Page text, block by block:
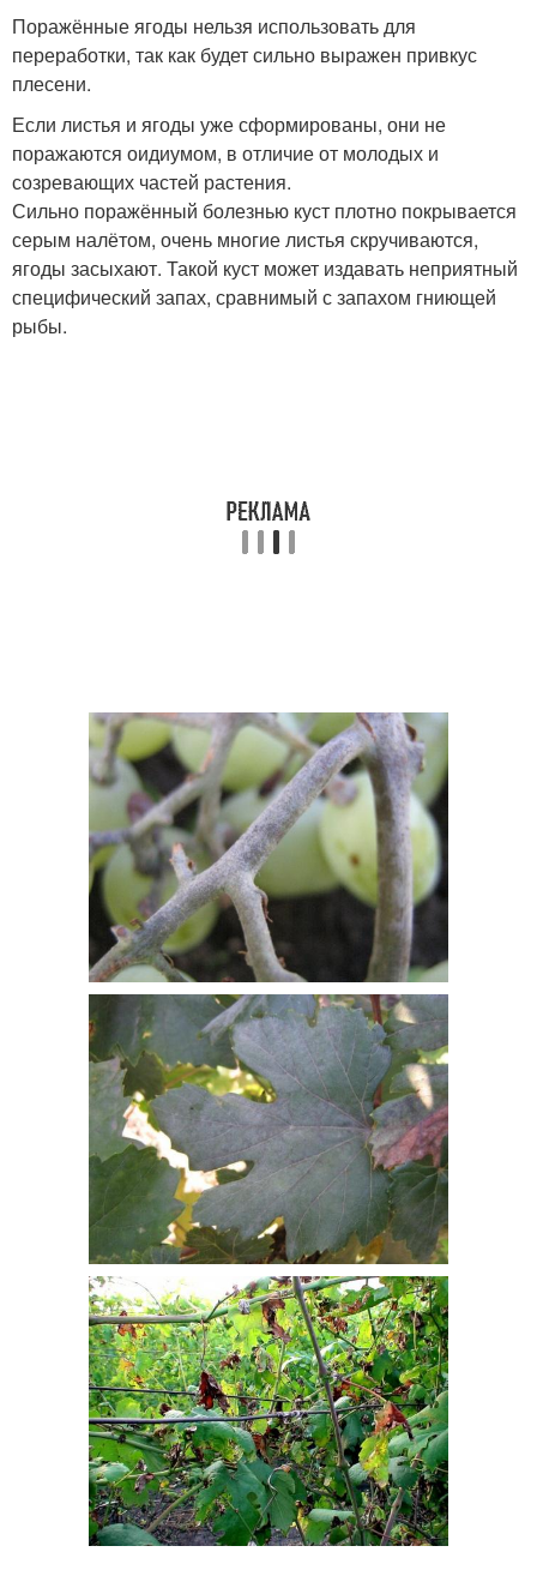
Поражённые ягоды нельзя использовать для
переработки, так как будет сильно выражен привкус
плесени.
Если листья и ягоды уже сформированы, они не
поражаются оидиумом, в отличие от молодых и
созревающих частей растения.
Сильно поражённый болезнью куст плотно покрывается
серым налётом, очень многие листья скручиваются,
ягоды засыхают. Такой куст может издавать неприятный
специфический запах, сравнимый с запахом гниющей
рыбы.